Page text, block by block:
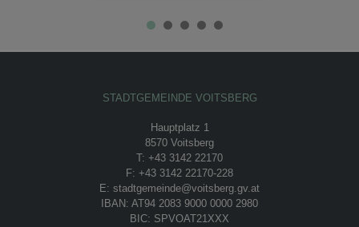
STADTGEMEINDE VOITSBERG
Hauptplatz 1
8570 Voitsberg
T: +43 3142 22170
F: +43 3142 22170-228
E: stadtgemeinde@voitsberg.gv.at
IBAN: AT94 2083 9000 0000 2980
BIC: SPVOAT21XXX